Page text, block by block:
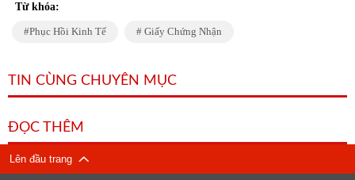
Từ khóa:
Phục Hồi Kinh Tế Giấy Chứng Nhận
TIN CÙNG CHUYÊN MỤC
ĐỌC THÊM
Lên đầu trang